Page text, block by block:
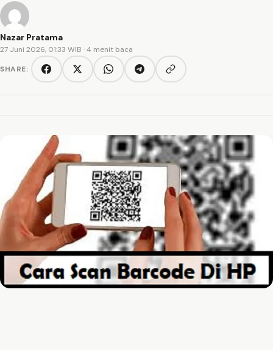
Nazar Pratama
27 Juni 2026, 01:33 WIB · 4 menit baca
SHARE:
FacebookTwitter/XWhatsAppTelegramCopy link